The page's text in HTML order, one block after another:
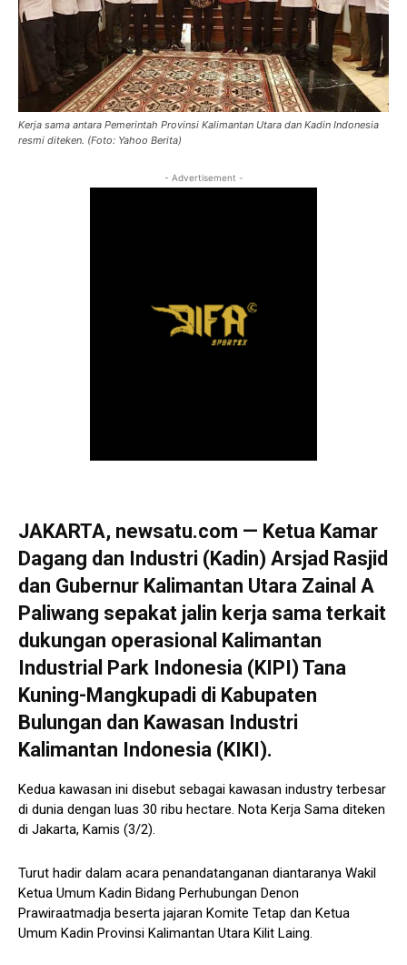
Kerja sama antara Pemerintah Provinsi Kalimantan Utara dan Kadin Indonesia
resmi diteken. (Foto: Yahoo Berita)
- Advertisement -
JAKARTA, newsatu.com — Ketua Kamar
Dagang dan Industri (Kadin) Arsjad Rasjid
dan Gubernur Kalimantan Utara Zainal A
Paliwang sepakat jalin kerja sama terkait
dukungan operasional Kalimantan
Industrial Park Indonesia (KIPI) Tana
Kuning-Mangkupadi di Kabupaten
Bulungan dan Kawasan Industri
Kalimantan Indonesia (KIKI).
Kedua kawasan ini disebut sebagai kawasan industry terbesar
di dunia dengan luas 30 ribu hectare. Nota Kerja Sama diteken
di Jakarta, Kamis (3/2).
Turut hadir dalam acara penandatanganan diantaranya Wakil
Ketua Umum Kadin Bidang Perhubungan Denon
Prawiraatmadja beserta jajaran Komite Tetap dan Ketua
Umum Kadin Provinsi Kalimantan Utara Kilit Laing.